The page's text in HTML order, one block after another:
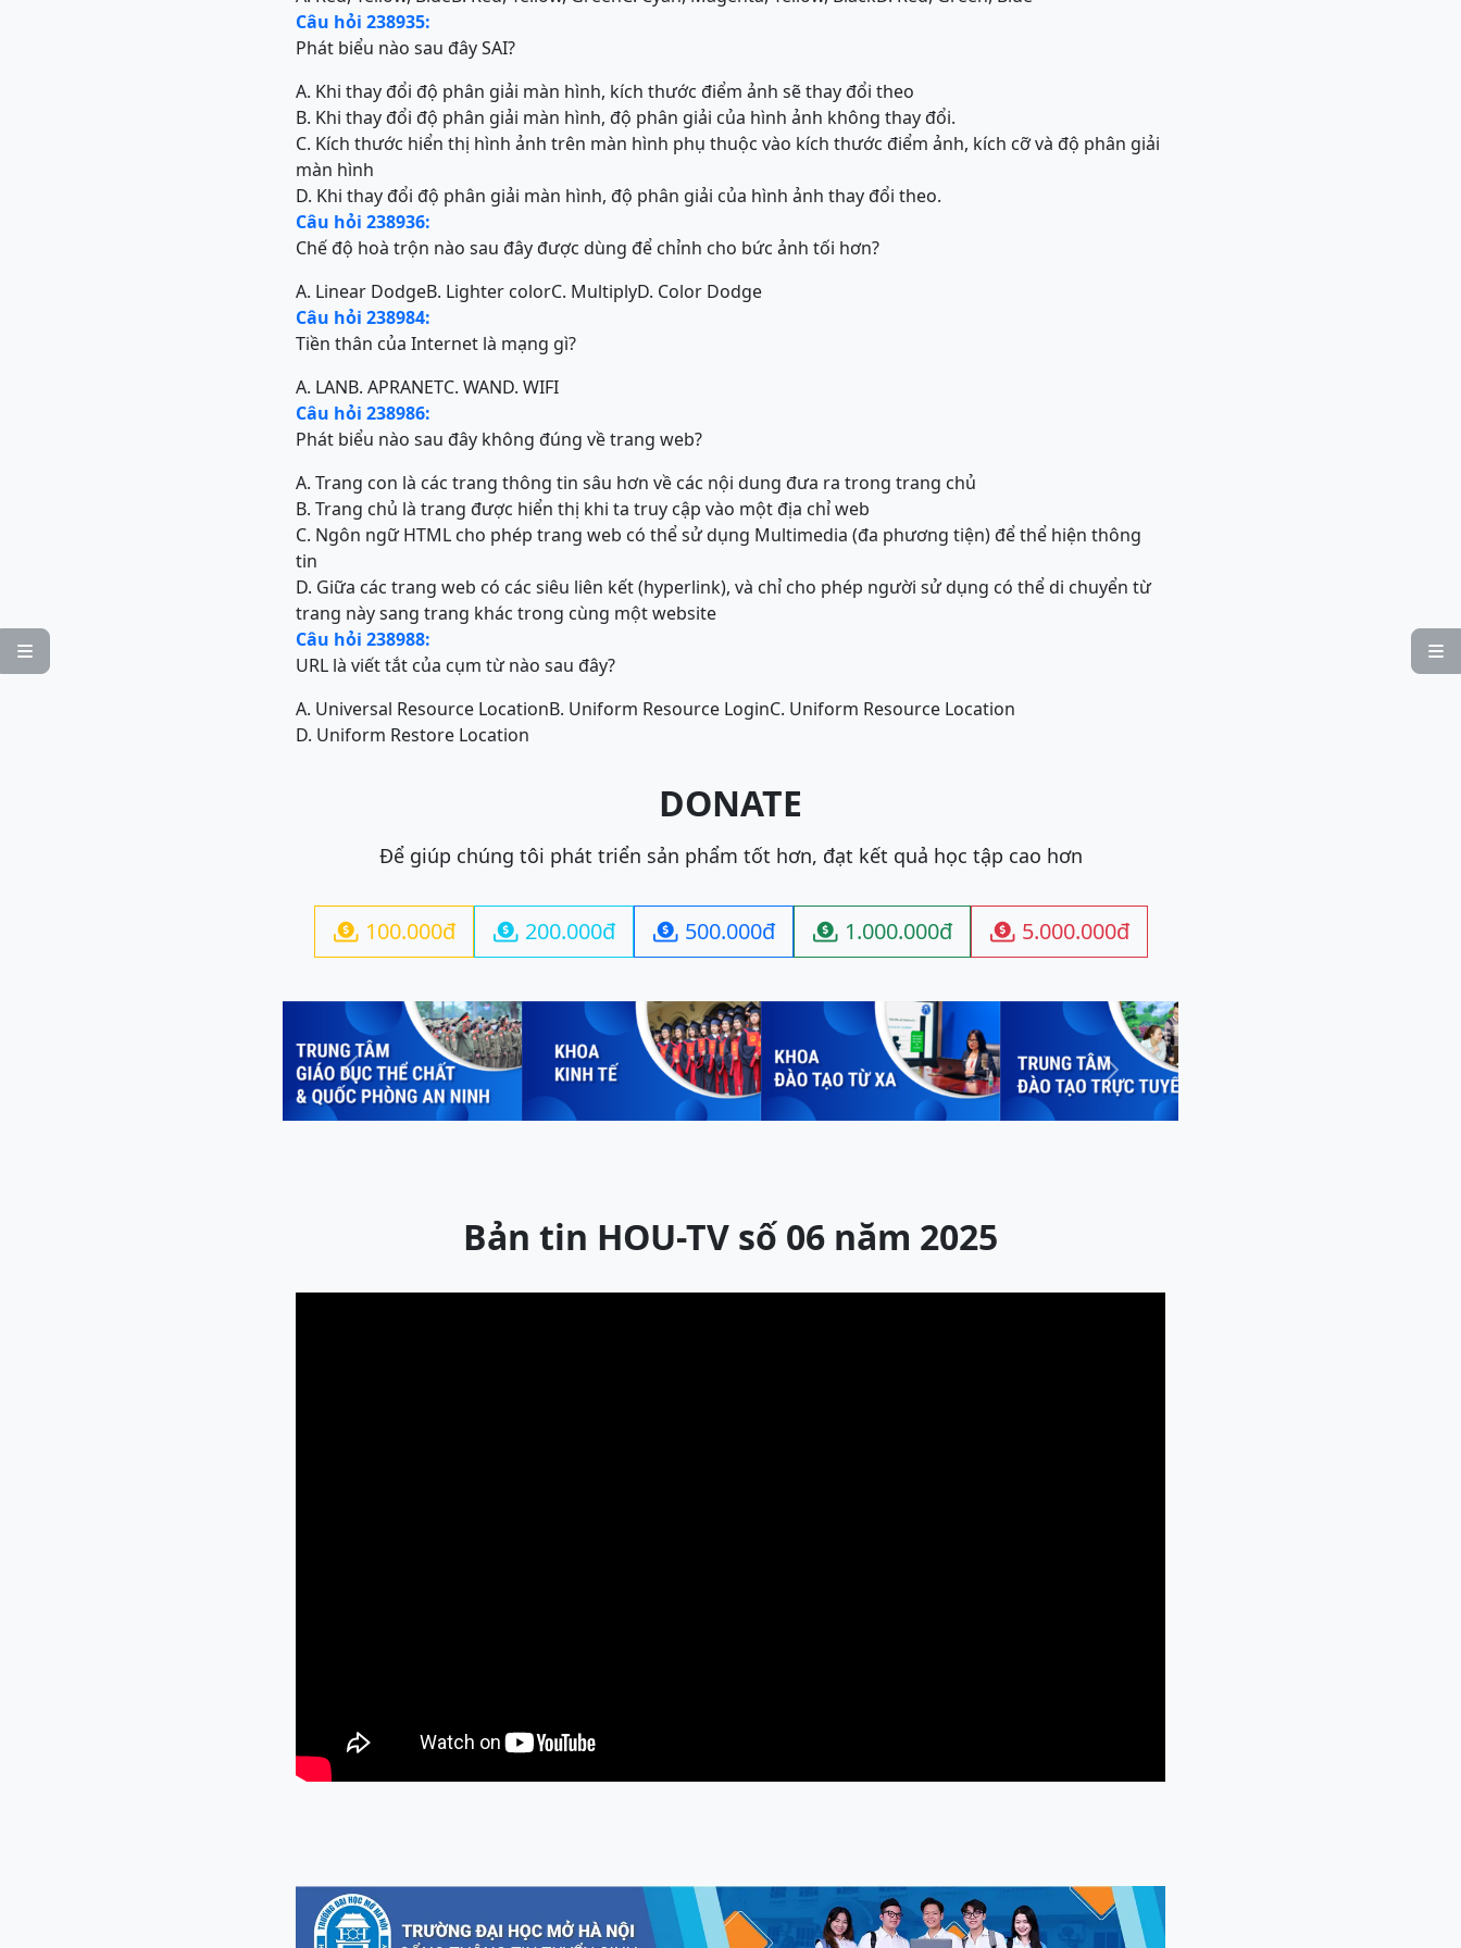


Câu hỏi 238935:
Phát biểu nào sau đây SAI?
A. Khi thay đổi độ phân giải màn hình, kích thước điểm ảnh sẽ thay đổi theo
B. Khi thay đổi độ phân giải màn hình, độ phân giải của hình ảnh không thay đổi.
C. Kích thước hiển thị hình ảnh trên màn hình phụ thuộc vào kích thước điểm ảnh, kích cỡ và độ phân giải
màn hình
D. Khi thay đổi độ phân giải màn hình, độ phân giải của hình ảnh thay đổi theo.
Câu hỏi 238936:
Chế độ hoà trộn nào sau đây được dùng để chỉnh cho bức ảnh tối hơn?
A. Linear DodgeB. Lighter colorC. MultiplyD. Color Dodge
Câu hỏi 238984:
Tiền thân của Internet là mạng gì?
A. LANB. APRANETC. WAND. WIFI
Câu hỏi 238986:
Phát biểu nào sau đây không đúng về trang web?
A. Trang con là các trang thông tin sâu hơn về các nội dung đưa ra trong trang chủ
B. Trang chủ là trang được hiển thị khi ta truy cập vào một địa chỉ web
C. Ngôn ngữ HTML cho phép trang web có thể sử dụng Multimedia (đa phương tiện) để thể hiện thông
tin
D. Giữa các trang web có các siêu liên kết (hyperlink), và chỉ cho phép người sử dụng có thể di chuyển từ
trang này sang trang khác trong cùng một website
Câu hỏi 238988:
URL là viết tắt của cụm từ nào sau đây?
A. Universal Resource LocationB. Uniform Resource LoginC. Uniform Resource Location
D. Uniform Restore Location
DONATE
Để giúp chúng tôi phát triển sản phẩm tốt hơn, đạt kết quả học tập cao hơn
 100.000đ  200.000đ  500.000đ  1.000.000đ  5.000.000đ
Previous Next
Bản tin HOU-TV số 06 năm 2025